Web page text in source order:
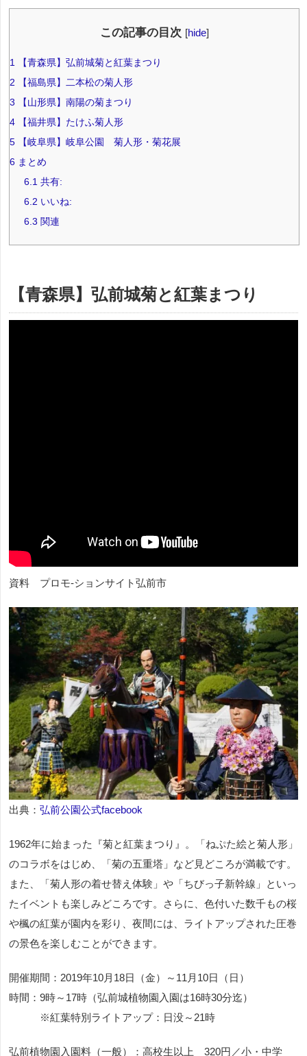
この記事の目次 [hide]
1
【青森県】弘前城菊と紅葉まつり
2 【福島県】二本松の菊人形
3 【山形県】南陽の菊まつり
4 【福井県】たけふ菊人形
5 【岐阜県】岐阜公園 菊人形・菊花展
6 まとめ
6.1 共有:
6.2 いいね:
6.3 関連
【青森県】弘前城菊と紅葉まつり
資料 プロモ-ションサイト弘前市
出典： 弘前公園公式facebook
1962年に始まった『菊と紅葉まつり』。「ねぷた絵と菊人形」
のコラボをはじめ、「菊の五重塔」など見どころが満載です。
また、「菊人形の着せ替え体験」や「ちびっ子新幹線」といっ
たイベントも楽しみどころです。さらに、色付いた数千もの桜
や楓の紅葉が園内を彩り、夜間には、ライトアップされた圧巻
の景色を楽しむことができます。
開催期間：2019年10月18日（金）～11月10日（日）
時間：9時～17時（弘前城植物園入園は16時30分迄）
※紅葉特別ライトアップ：日没～21時
弘前植物園入園料（一般）：高校生以上 320円／小・中学